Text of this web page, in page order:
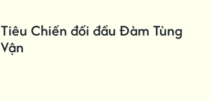
Tiêu Chiến đối đầu Đàm Tùng
Vận